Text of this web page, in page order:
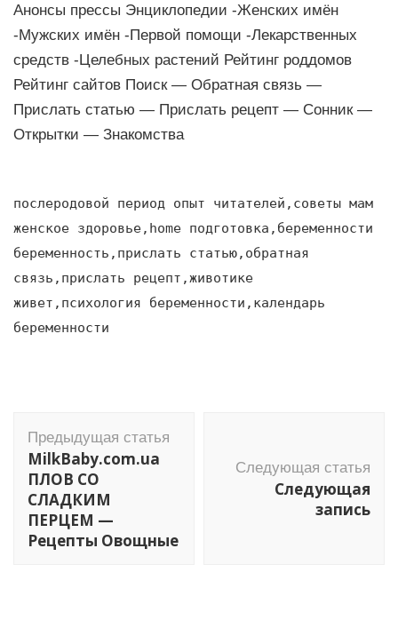
Анонсы прессы Энциклопедии -Женских имён
-Мужских имён -Первой помощи -Лекарственных
средств -Целебных растений Рейтинг роддомов
Рейтинг сайтов Поиск — Обратная связь —
Прислать статью — Прислать рецепт — Сонник —
Открытки — Знакомства
послеродовой период опыт читателей,советы мам
женское здоровье,home подготовка,беременности
беременность,прислать статью,обратная
связь,прислать рецепт,животике
живет,психология беременности,календарь
беременности
по
записям
Предыдущая статья
MilkBaby.com.ua
ПЛОВ СО
СЛАДКИМ
ПЕРЦЕМ —
Рецепты Овощные
Следующая статья
Следующая
запись